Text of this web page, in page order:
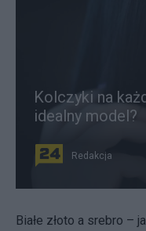
Kolczyki na
idealny model?
Redakcja
Białe złoto a srebro –